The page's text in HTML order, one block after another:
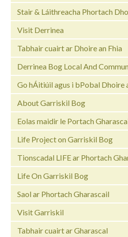
Stair & Láithreacha Phortach
Visit Derrinea
Tabhair cuairt ar Dhoire an Fhia
Derrinea Bog Local And
Go hÁitiúil agus i bPobal Dhoire
About Garriskil Bog
Eolas maidir le Portach
Life Project on Garriskil Bog
Tionscadal LIFE ar Phortach
Life On Garriskil Bog
Saol ar Phortach Gharascail
Visit Garriskil
Tabhair cuairt ar Gharascal